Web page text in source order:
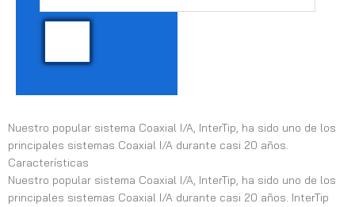
Nuestro popular sistema Coaxial I/A, InterTip, ha sido uno de los
principales sistemas Coaxial I/A durante casi 20 años.
Características
Nuestro popular sistema Coaxial I/A, InterTip, ha sido uno de los
principales sistemas Coaxial I/A durante casi 20 años. InterTip